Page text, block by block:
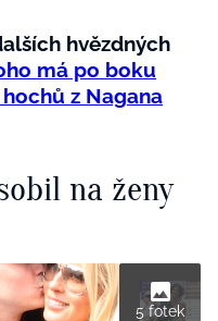
hvězdných
má po boku
z Nagana
na ženy
5 fotek